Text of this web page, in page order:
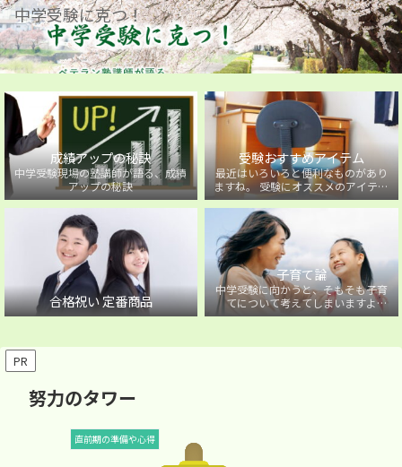
中学受験に克つ！
成績アップの秘訣
中学受験現場の塾講師が語る、成績
アップの秘訣
受験おすすめアイテム
最近はいろいろと便利なものがあり
ますね。 受験にオススメのアイテム
を紹介しています。
合格祝い 定番商品
子育て論
中学受験に向かうと、そもそも子育
てについて考えてしまいますよ
ね・・・。中学受験に向かうお子様
PR
努力のタワー
直前期の準備や心得